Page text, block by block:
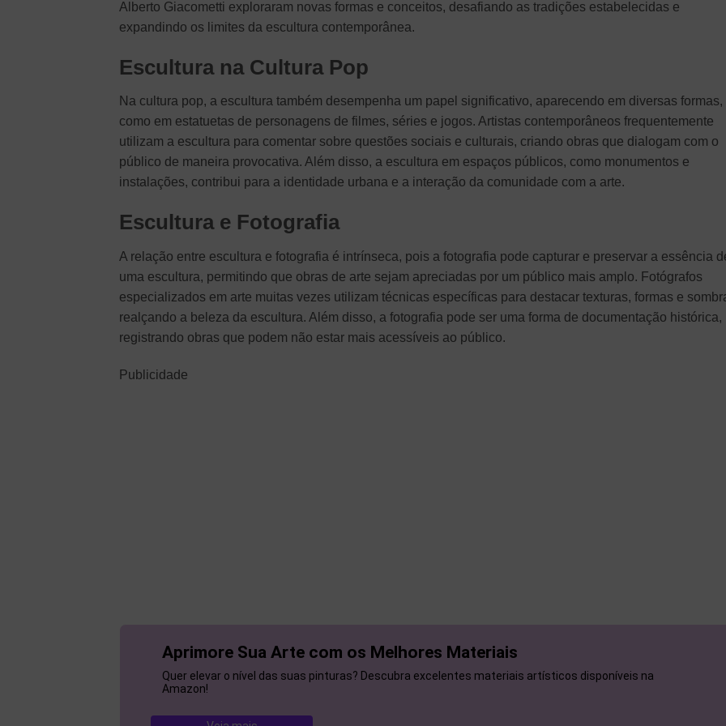
Alberto Giacometti exploraram novas formas e conceitos, desafiando as tradições estabelecidas e
expandindo os limites da escultura contemporânea.
Escultura na Cultura Pop
Na cultura pop, a escultura também desempenha um papel significativo, aparecendo em diversas formas,
como em estatuetas de personagens de filmes, séries e jogos. Artistas contemporâneos frequentemente
utilizam a escultura para comentar sobre questões sociais e culturais, criando obras que dialogam com o
público de maneira provocativa. Além disso, a escultura em espaços públicos, como monumentos e
instalações, contribui para a identidade urbana e a interação da comunidade com a arte.
Escultura e Fotografia
A relação entre escultura e fotografia é intrínseca, pois a fotografia pode capturar e preservar a essência
uma escultura, permitindo que obras de arte sejam apreciadas por um público mais amplo. Fotógrafos
especializados em arte muitas vezes utilizam técnicas específicas para destacar texturas, formas e
realçando a beleza da escultura. Além disso, a fotografia pode ser uma forma de documentação histórica,
registrando obras que podem não estar mais acessíveis ao público.
Publicidade
Aprimore Sua Arte com os Melhores Materiais
Quer elevar o nível das suas pinturas? Descubra excelentes materiais artísticos disponíveis na
Amazon!